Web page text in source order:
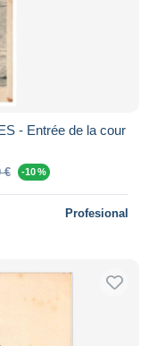
- Entrée de la cour
€ -10 %
Profesional